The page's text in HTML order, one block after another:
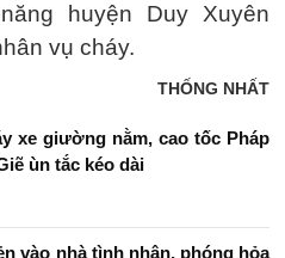
huyện Duy Xuyên
vụ cháy.
THỐNG NHẤT
xe giường nằm, cao tốc Pháp
ùn tắc kéo dài
vào nhà tình nhân, phóng hỏa